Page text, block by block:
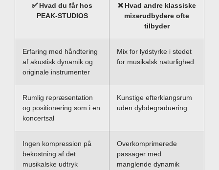
✅ Hvad du får hos
PEAK-STUDIOS
❌ Hvad andre klassiske
mixerudbydere ofte
tilbyder
Erfaring med håndtering
af akustisk dynamik og
originale instrumenter
Mix for lydstyrke i stedet
for musikalsk naturlighed
Rumlig repræsentation
og positionering som i en
koncertsal
Kunstige efterklangsrum
uden dybdegraduering
Ingen kompression på
bekostning af det
musikalske udtryk
Overkomprimerede
passager med
manglende dynamik